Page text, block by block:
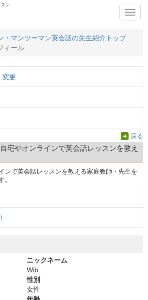
ン
・マンツーマン英会話の先生紹介トップ
ィール
変更
戻る
宅やオンラインで英会話レッスンを教え
ンで英会話レッスンを教える家庭教師・先生を
。
ニックネーム
Wib
性別
女性